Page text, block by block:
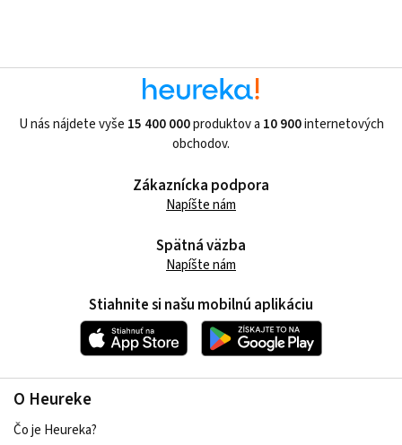
U nás nájdete vyše 15 400 000produktov a 10 900internetových
obchodov.
O Heureke
Čo je Heureka?
Zákaznícka podpora
Napíšte nám
Spätná väzba
Napíšte nám
Stiahnite si našu mobilnú aplikáciu